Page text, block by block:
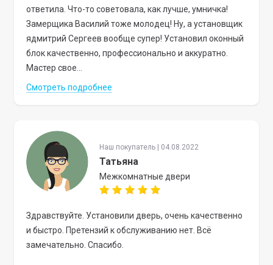
ответила. Что-то советовала, как лучше, умничка!
Замерщика Василий тоже молодец! Ну, а установщик
ядмитрий Сергеев вообще супер! Установил оконный
блок качественно, профессионально и аккуратно.
Мастер свое...
Смотреть подробнее
Наш покупатель | 04.08.2022
Татьяна
Межкомнатные двери
Здравствуйте. Установили дверь, очень качественно
и быстро. Претензий к обслуживанию нет. Всё
замечательно. Спасибо.